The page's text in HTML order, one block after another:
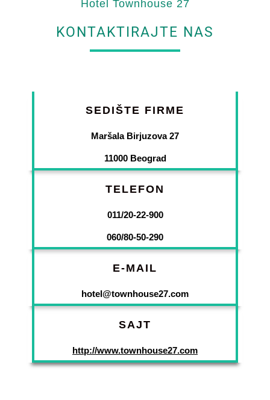
Hotel Townhouse 27
KONTAKTIRAJTE NAS
SEDIŠTE FIRME
Maršala Birjuzova 27
11000 Beograd
TELEFON
011/20-22-900
060/80-50-290
E-MAIL
hotel@townhouse27.com
SAJT
http://www.townhouse27.com